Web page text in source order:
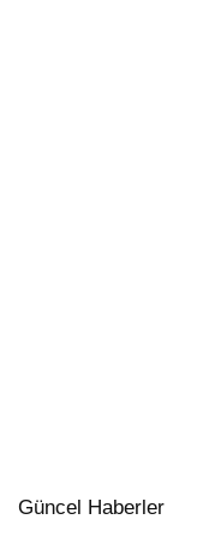
Güncel Haberler